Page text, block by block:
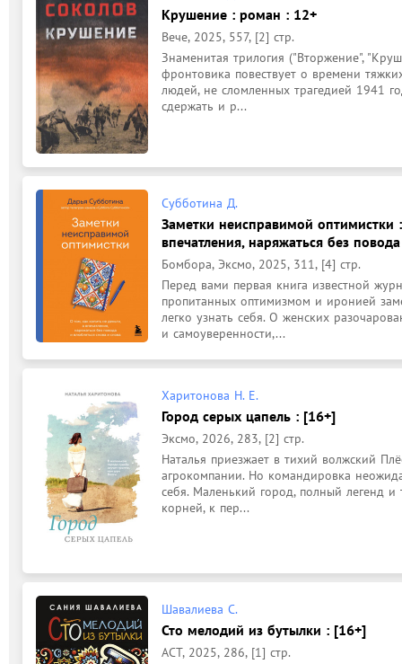
Крушение : роман : 12+
Вече, 2025, 557, [2] стр.
Знаменитая трилогия ("Вторжение",
фронтовика повествует о времени
людей, не сломленных трагедией 1941
сдержать и р...
Субботина Д.
Заметки неисправимой оптимистки
впечатления, наряжаться без
Бомбора, Эксмо, 2025, 311, [4] стр.
Перед вами первая книга известной
пропитанных оптимизмом и иронией
легко узнать себя. О женских
и самоуверенности,...
Харитонова Н. Е.
Город серых цапель : [16+]
Эксмо, 2026, 283, [2] стр.
Наталья приезжает в тихий волжский
агрокомпании. Но командировка
себя. Маленький город, полный легенд и
корней, к пер...
Шавалиева С.
Сто мелодий из бутылки : [16+]
АСТ, 2025, 286, [1] стр.